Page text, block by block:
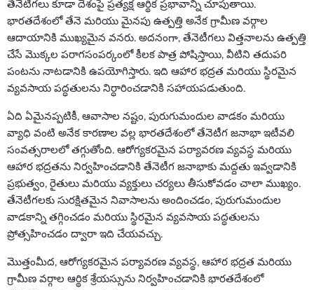
తేనెటీగలు కూడా దేశంపై ప్రత్యక్ష ఆర్థిక ప్రభావాన్ని చూపుతాయి.
భారతదేశంలో తేనె మరియు మైనపు ఉత్పత్తి అనేక గ్రామీణ వర్గాల
ఆదాయానికి ముఖ్యమైన వనరు. అదనంగా, తేనెటీగలు విత్తనాలను ఉత్పత్తి
చేసే మొక్కల పరాగసంపర్కంలో కీలక పాత్ర పోషిస్తాయి, వీటిని తదుపరి
పంటను నాటడానికి ఉపయోగిస్తారు. ఇది ఆహార భద్రత మరియు స్థిరమైన
వ్యవసాయ పద్ధతులను నిర్ధారించడానికి సహాయపడుతుంది.
ఏది ఏమైనప్పటికీ, ఆవాసాల నష్టం, పురుగుమందుల వాడకం మరియు
వ్యాధి వంటి అనేక కారణాల వల్ల భారతదేశంలో తేనెటీగ జనాభా ఇటీవలి
సంవత్సరాలలో తగ్గుతోంది. ఆరోగ్యకరమైన పర్యావరణ వ్యవస్థ మరియు
ఆహార భద్రతను నిర్వహించడానికి తేనెటీగ జనాభాకు మద్దతు ఇవ్వడానికి
ప్రభుత్వం, రైతులు మరియు వ్యక్తులు చర్యలు తీసుకోవడం చాలా ముఖ్యం.
తేనెటీగలకు సురక్షితమైన నివాసాలను అందించడం, పురుగుమందుల
వాడకాన్ని తగ్గించడం మరియు స్థిరమైన వ్యవసాయ పద్ధతులను
ప్రోత్సహించడం ద్వారా ఇది చేయవచ్చు.
మొత్తంమీద, ఆరోగ్యకరమైన పర్యావరణ వ్యవస్థ, ఆహార భద్రత మరియు
గ్రామీణ వర్గాల ఆర్థిక శ్రేయస్సును నిర్వహించడానికి భారతదేశంలో